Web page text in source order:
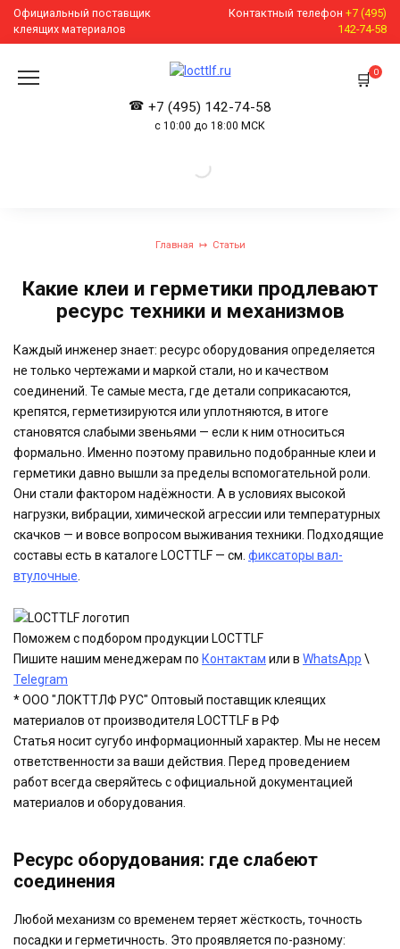
Перейти
содержанию
Официальный поставщик
клеящих материалов
Контактный телефон +7 (495)
142-74-58
+7 (495) 142-74-58
с 10:00 до 18:00 МСК
0
Главная Статьи
Какие клеи и герметики продлевают
ресурс техники и механизмов
Каждый инженер знает: ресурс оборудования определяется
не только чертежами и маркой стали, но и качеством
соединений. Те самые места, где детали соприкасаются,
крепятся, герметизируются или уплотняются, в итоге
становятся слабыми звеньями — если к ним относиться
формально. Именно поэтому правильно подобранные клеи и
герметики давно вышли за пределы вспомогательной роли.
Они стали фактором надёжности. А в условиях высокой
нагрузки, вибрации, химической агрессии или температурных
скачков — и вовсе вопросом выживания техники. Подходящие
составы есть в каталоге LOCTTLF — см. фиксаторы вал-
втулочные
Поможем с подбором продукции LOCTTLF
Пишите нашим менеджерам по Контактам или в WhatsApp \
Telegram
* ООО "ЛОКТТЛФ РУС" Оптовый поставщик клеящих
материалов от производителя LOCTTLF в РФ
Статья носит сугубо информационный характер. Мы не несем
ответственности за ваши действия. Перед проведением
работ всегда сверяйтесь с официальной документацией
материалов и оборудования.
Ресурс оборудования: где слабеют
соединения
Любой механизм со временем теряет жёсткость, точность
посадки и герметичность. Это проявляется по-разному: